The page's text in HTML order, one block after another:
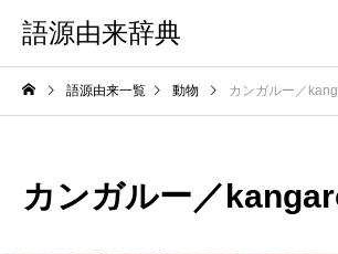
語源由来辞典
語源由来一覧 動物 カンガルー／
カンガルー／